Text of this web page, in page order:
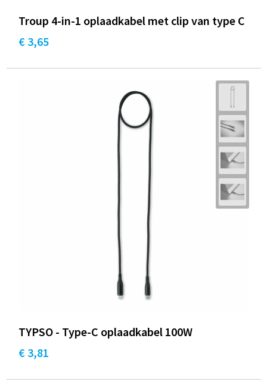
Troup 4-in-1 oplaadkabel met clip van type C
€ 3,65
TYPSO - Type-C oplaadkabel 100W
€ 3,81